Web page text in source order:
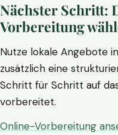
Nächster Schritt:
Vorbereitung
Nutze lokale Angebote
zusätzlich eine
Schritt für Schritt auf
vorbereitet.
Online-Vorbereitung